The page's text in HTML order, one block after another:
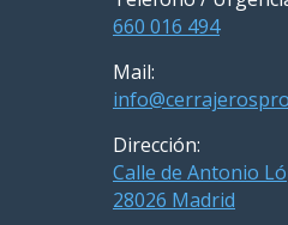
660 016 494
Mail:
Dirección:
Calle de Antonio
28026 Madrid